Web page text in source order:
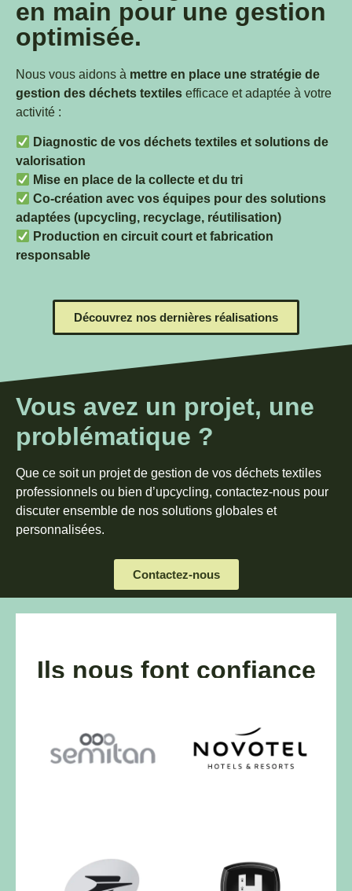
en main pour une gestion
optimisée.
Nous vous aidons à mettre en place une stratégie de
gestion des déchets textiles efficace et adaptée à votre
activité :
Diagnostic de vos déchets textiles et solutions de
valorisation
Mise en place de la collecte et du tri
Co-création avec vos équipes pour des solutions
adaptées (upcycling, recyclage, réutilisation)
Production en circuit court et fabrication
responsable
Découvrez nos dernières réalisations
Vous avez un projet, une
problématique ?
Que ce soit un projet de gestion de vos déchets textiles
professionnels ou bien d’upcycling, contactez-nous pour
discuter ensemble de nos solutions globales et
personnalisées.
Contactez-nous
Ils nous font confiance